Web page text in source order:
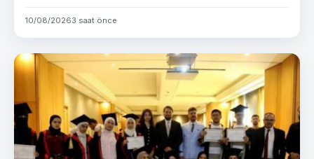
10/08/20263 saat önce